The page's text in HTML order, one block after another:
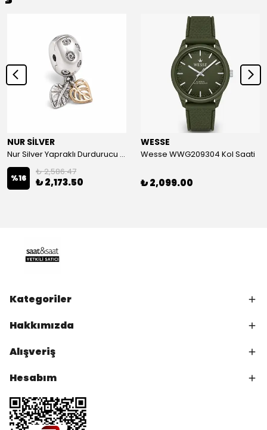
NUR SİLVER
Nur Silver Yapraklı Durdurucu Gümüş Charm - NUR-CM00501
%16
₺ 2,586.47
₺ 2,173.50
WESSE
Wesse WWG209304 Kol Saati
₺ 2,099.00
Kategoriler
Hakkımızda
Alışveriş
Hesabım